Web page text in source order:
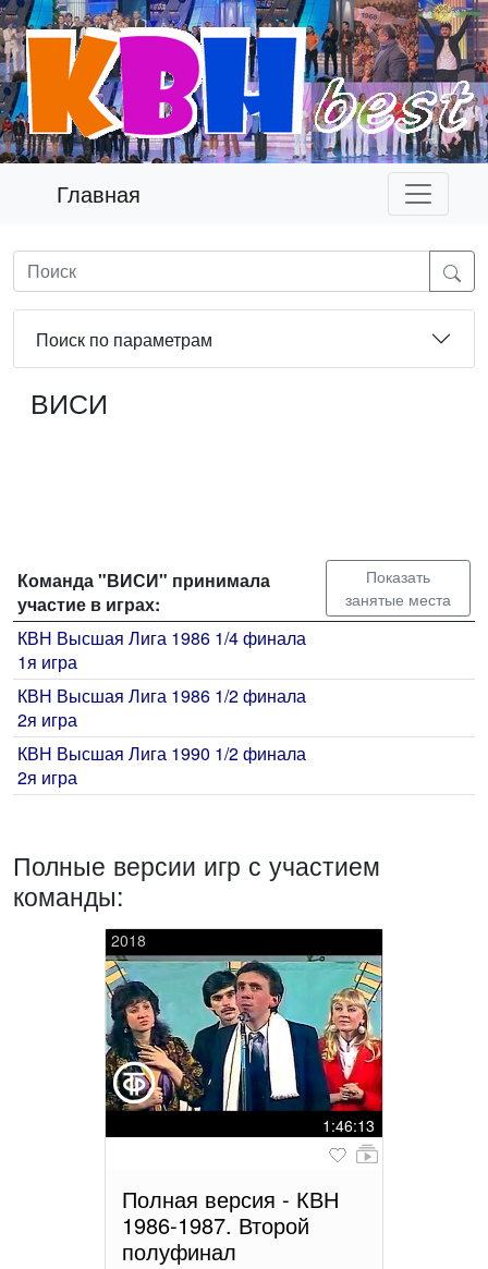
Главная
Поиск по параметрам
ВИСИ
Команда "ВИСИ" принимала
участие в играх:
Показать
занятые места
КВН Высшая Лига 1986 1/4 финала
1я игра
КВН Высшая Лига 1986 1/2 финала
2я игра
КВН Высшая Лига 1990 1/2 финала
2я игра
Полные версии игр с участием
команды:
2018
1:46:13
Полная версия - КВН
1986-1987. Второй
полуфинал